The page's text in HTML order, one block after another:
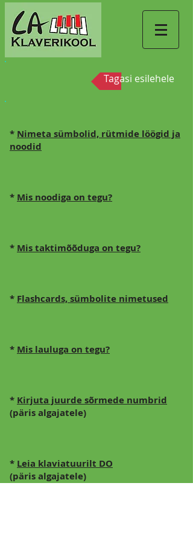
Tagasi esilehele
* Nimeta sümbolid, rütmide löögid ja
noodid
* Mis noodiga on tegu?
* Mis taktimõõduga on tegu?
* Flashcards, sümbolite nimetused
* Mis lauluga on tegu?
* Kirjuta juurde sõrmede numbrid
(päris algajatele)
* Leia klaviatuurilt DO
(päris algajatele)